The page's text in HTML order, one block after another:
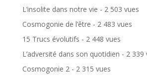
L’insolite dans notre vie - 2 503 vues
Cosmogonie de l’être - 2 483 vues
15 Trucs évolutifs - 2 448 vues
L’adversité dans son quotidien - 2 339
Cosmogonie 2- 2 315 vues